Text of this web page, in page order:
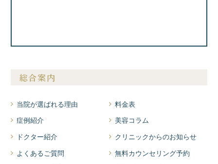
総合案内
当院が選ばれる理由
症例紹介
ドクター紹介
よくあるご質問
料金表
美容コラム
クリニックからのお知らせ
無料カウンセリング予約